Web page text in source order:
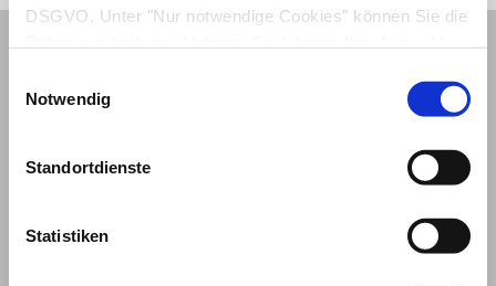
DSGVO. Unter "Nur notwendige Cookies" können Sie die
Notwendig
Standortdienste
Statistiken